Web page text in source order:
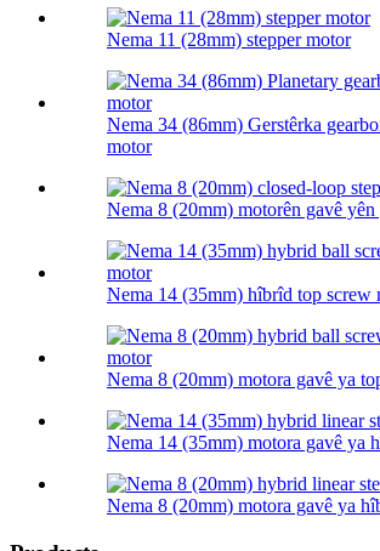
Nema 11 (28mm) stepper motor
Nema 34 (86mm) Gerstêrka
motor
Nema 8 (20mm) motorên gavê
Nema 14 (35mm) hîbrîd top screw
Nema 8 (20mm) motora gavê ya
Nema 14 (35mm) motora gavê ya
Nema 8 (20mm) motora gavê ya